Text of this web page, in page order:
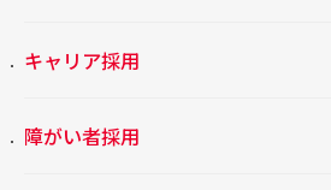
キャリア採用
障がい者採用